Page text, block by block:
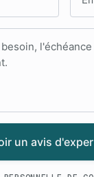
un avis